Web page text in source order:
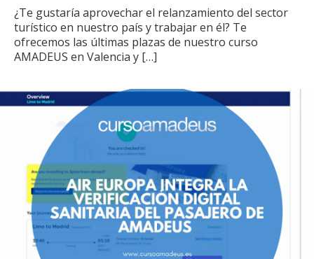
¿Te gustaría aprovechar el relanzamiento del sector
turístico en nuestro país y trabajar en él? Te
ofrecemos las últimas plazas de nuestro curso
AMADEUS en Valencia y […]